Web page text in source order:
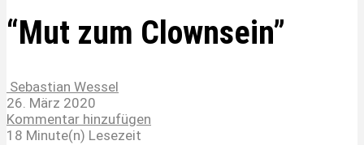
“Mut zum Clownsein”
Sebastian Wessel
26. März 2020
Kommentar hinzufügen
18 Minute(n) Lesezeit